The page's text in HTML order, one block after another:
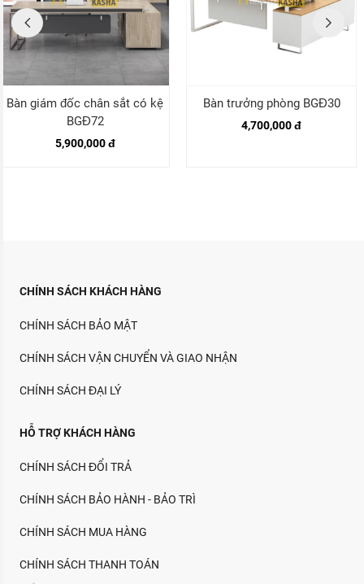
Bàn giám đốc chân sắt có kệ
BGĐ72
5,900,000 đ
Bàn trưởng phòng BGĐ30
4,700,000 đ
CHÍNH SÁCH KHÁCH HÀNG
CHÍNH SÁCH BẢO MẬT
CHÍNH SÁCH VẬN CHUYỂN VÀ GIAO NHẬN
CHÍNH SÁCH ĐẠI LÝ
HỖ TRỢ KHÁCH HÀNG
CHÍNH SÁCH ĐỔI TRẢ
CHÍNH SÁCH BẢO HÀNH - BẢO TRÌ
CHÍNH SÁCH MUA HÀNG
CHÍNH SÁCH THANH TOÁN